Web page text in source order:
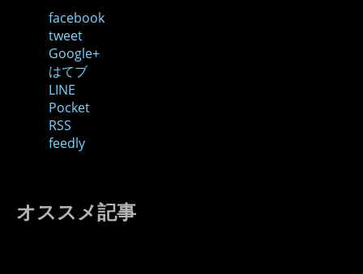
facebook
tweet
Google+
はてブ
LINE
Pocket
RSS
feedly
オススメ記事